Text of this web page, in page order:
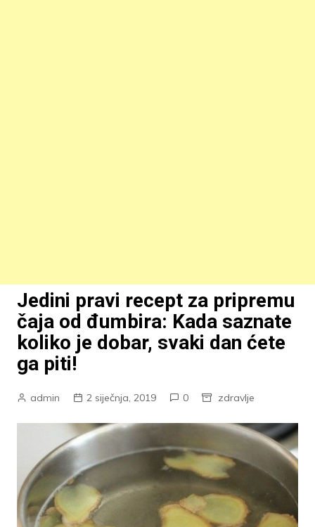
Jedini pravi recept za pripremu
čaja od đumbira: Kada saznate
koliko je dobar, svaki dan ćete
ga piti!
admin 2 siječnja, 2019 0 zdravlje